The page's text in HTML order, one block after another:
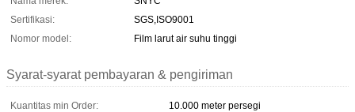
Sertifikasi:
SGS,ISO9001
Nomor model:
Film larut air suhu tinggi
Syarat-syarat pembayaran & pengiriman
Kuantitas min Order:
10.000 meter persegi